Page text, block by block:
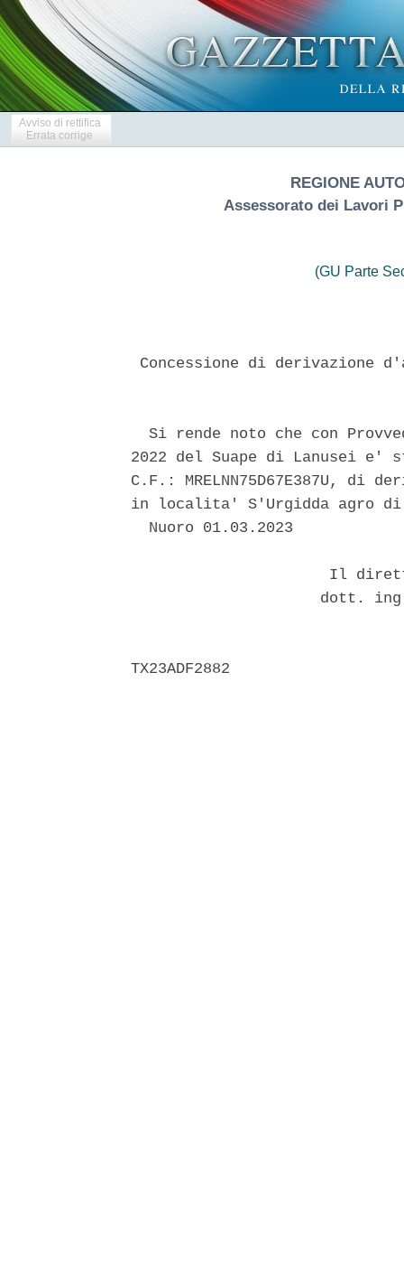
Avviso di rettifica
Errata corrige
REGIONE
Assessorato dei Lavori
(GU Parte
Concessione di derivazione
Si rende noto che con
2022 del Suape di Lanusei e'
C.F.: MRELNN75D67E387U,
in localita' S'Urgidda agro
  Nuoro 01.03.2023
Il
dott.